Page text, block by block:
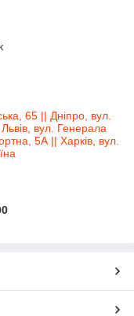
65 || Дніпро, вул.
вул. Генерала
5А || Харків, вул.